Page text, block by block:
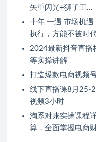
矢重闪光+狮子王…
十年 一遇 市场机
执行，方能不被时
2024最新抖音直播
等实操讲解
打造爆款电商视频
线下直播课8月25-
视频3小时
淘系对账实操课程
算，全面掌握电商